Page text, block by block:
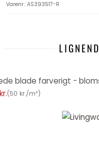
Varenr.:AS393517-R
(50 kr./m²)